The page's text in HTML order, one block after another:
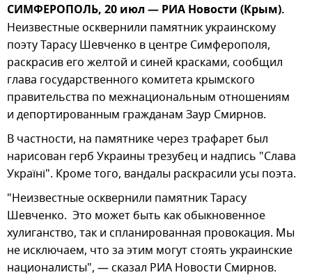
СИМФЕРОПОЛЬ, 20 июл — РИА Новости (Крым).
Неизвестные осквернили памятник украинскому
поэту Тарасу Шевченко в центре Симферополя,
раскрасив его желтой и синей красками, сообщил
глава государственного комитета крымского
правительства по межнациональным отношениям
и депортированным гражданам Заур Смирнов.
В частности, на памятнике через трафарет был
нарисован герб Украины трезубец и надпись "Слава
Українi". Кроме того, вандалы раскрасили усы поэта.
"Неизвестные осквернили памятник Тарасу
Шевченко. Это может быть как обыкновенное
хулиганство, так и спланированная провокация. Мы
не исключаем, что за этим могут стоять украинские
националисты", — сказал РИА Новости Смирнов.